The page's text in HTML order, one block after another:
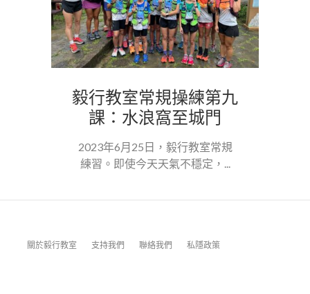
毅行教室常規操練第九
課：水浪窩至城門
2023年6月25日，毅行教室常規
練習。即使今天天氣不穩定，...
關於毅行教室 支持我們 聯絡我們 私隱政策